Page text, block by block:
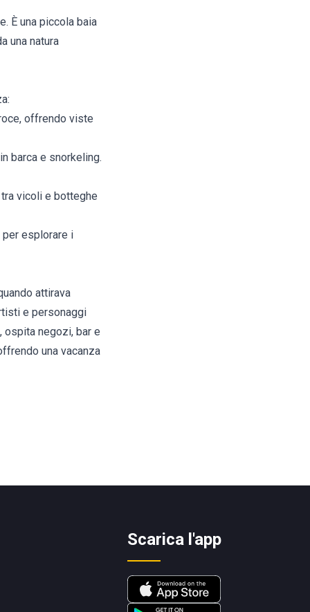
È una piccola baia
una natura
offrendo viste
barca e snorkeling.
vicoli e botteghe
per esplorare i
attirava
e personaggi
negozi, bar e
una vacanza
Scarica l'app